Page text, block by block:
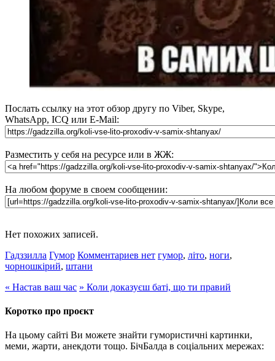
Послать ссылку на этот обзор другу по Viber, Skype,
WhatsApp, ICQ или E-Mail:
Разместить у себя на ресурсе или в ЖЖ:
На любом форуме в своем сообщении:
Нет похожих записей.
Гадззилла Гумор Комментариев нет гумор, літо, ноги,
чорношкірий, штани
« Настав ваш час » Коли доказуєш баті, що ти правий
Коротко про проєкт
На цьому сайті Ви можете знайти гумористичні картинки,
меми, жарти, анекдоти тощо. БічБалда в соціальних мережах: